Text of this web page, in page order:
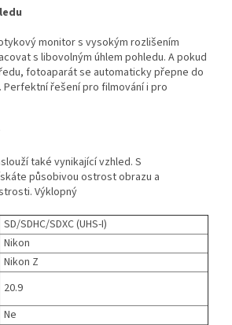
monitor s vysokým rozlišením
s libovolným úhlem pohledu. A pokud
fotoaparát se automaticky přepne do
řešení pro filmování i pro
také vynikající vzhled. S
působivou ostrost obrazu a
Výklopný
SD/SDHC/SDXC (UHS-I)
Nikon
Nikon Z
20.9
Ne